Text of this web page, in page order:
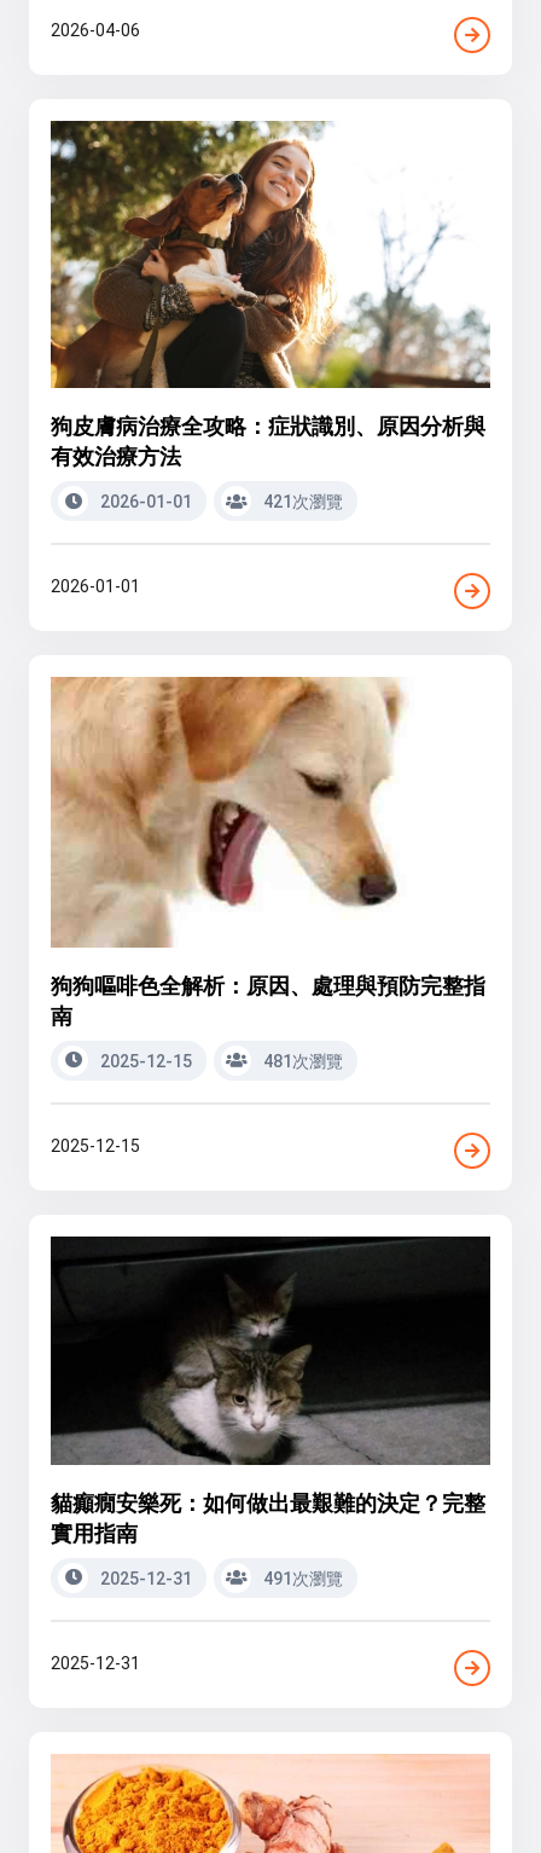
2026-04-06
狗皮膚病治療全攻略：症狀識別、原因分析與
有效治療方法
2026-01-01 421次瀏覽
2026-01-01
狗狗嘔啡色全解析：原因、處理與預防完整指
南
2025-12-15 481次瀏覽
2025-12-15
貓癲癇安樂死：如何做出最艱難的決定？完整
實用指南
2025-12-31 491次瀏覽
2025-12-31